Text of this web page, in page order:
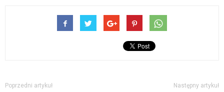
Poprzedni artykuł Następny artykuł